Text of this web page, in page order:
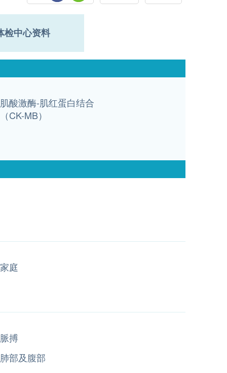
检中心资料
肌酸激酶-肌红蛋白结合
（CK-MB）
家庭
脈搏
肺部及腹部